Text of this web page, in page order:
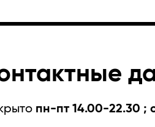
пн-пт 14.00-22.30 ;